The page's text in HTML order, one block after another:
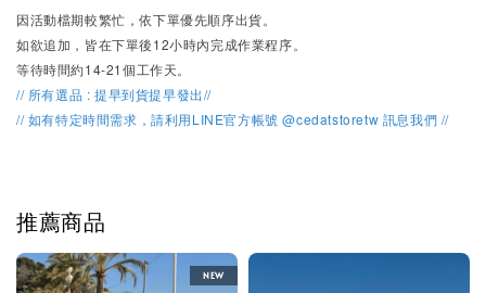
因活動檔期較繁忙，依下單優先順序出貨。
如欲追加，皆在下單後12小時內完成作業程序。
等待時間約14-21個工作天。
// 所有選品 : 提早到貨提早發出//
// 如有特定時間需求，請利用LINE官方帳號 @cedatstoretw 訊息我們 //
推薦商品
NEW